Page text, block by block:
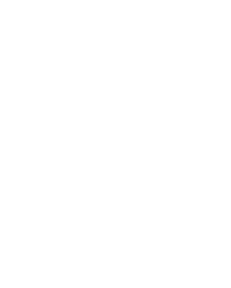
ist für die Rubrik